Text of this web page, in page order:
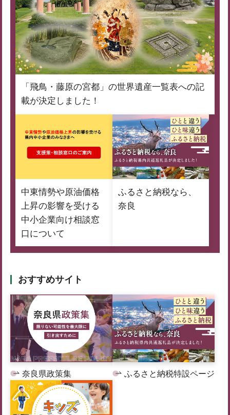
「飛鳥・藤原の宮都」の世界遺産一覧表への記
載が決定しました！
中東情勢や原油価格
上昇の影響を受ける
中小企業向け相談窓
口について
ふるさと納税なら、
奈良
おすすめサイト
奈良県政策集 ふるさと納税特設ページ